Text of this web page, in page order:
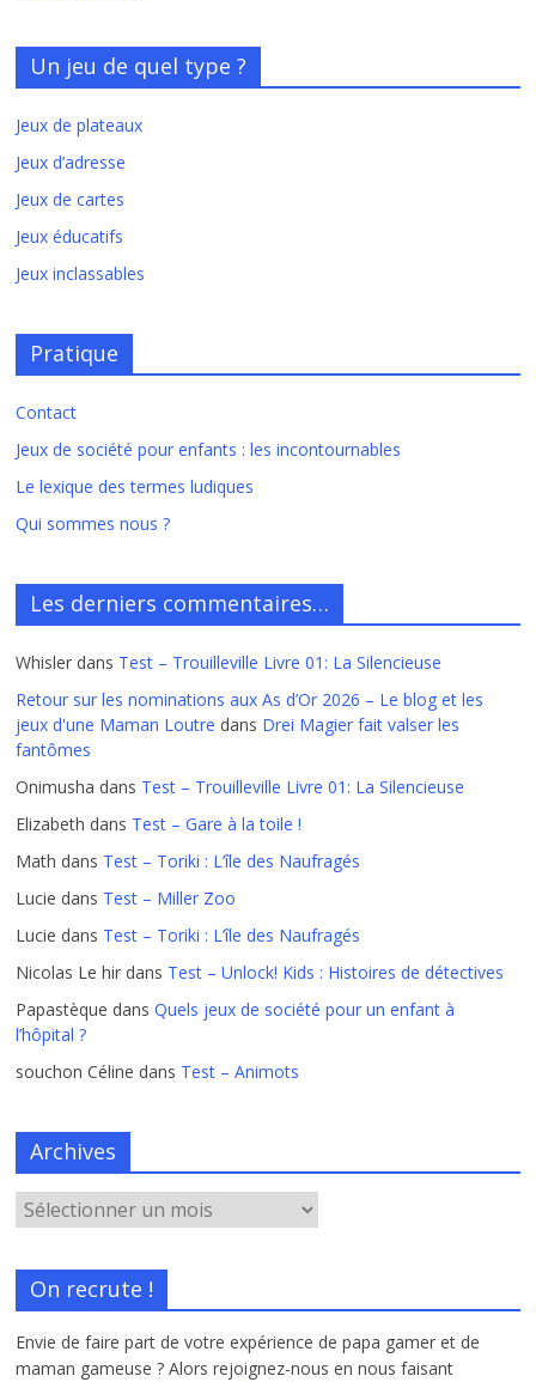
Un jeu de quel type ?
Jeux de plateaux
Jeux d’adresse
Jeux de cartes
Jeux éducatifs
Jeux inclassables
Pratique
Contact
Jeux de société pour enfants : les incontournables
Le lexique des termes ludiques
Qui sommes nous ?
Les derniers commentaires…
Whisler dans Test – Trouilleville Livre 01: La Silencieuse
Retour sur les nominations aux As d’Or 2026 – Le blog et les
jeux d'une Maman Loutre dans Drei Magier fait valser les
fantômes
Onimusha dans Test – Trouilleville Livre 01: La Silencieuse
Elizabeth dans Test – Gare à la toile !
Math dans Test – Toriki : L’île des Naufragés
Lucie dans Test – Miller Zoo
Lucie dans Test – Toriki : L’île des Naufragés
Nicolas Le hir dans Test – Unlock! Kids : Histoires de détectives
Papastèque dansQuels jeux de société pour un enfant à
l’hôpital ?
souchon Céline dans Test – Animots
Archives
On recrute !
Envie de faire part de votre expérience de papa gamer et de
maman gameuse ? Alors rejoignez-nous en nous faisant